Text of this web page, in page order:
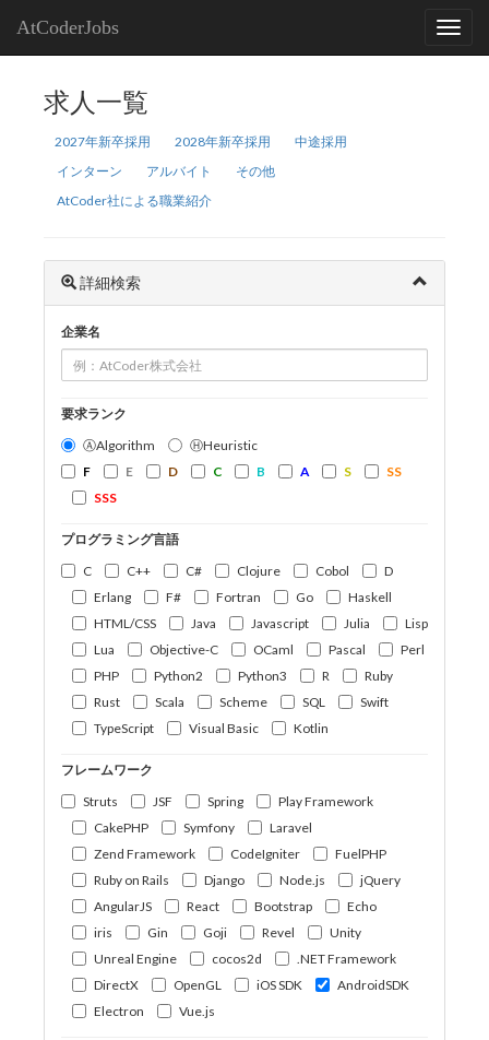
AtCoderJobs
求人一覧
2027年新卒採用 2028年新卒採用
中途採用
インターン
アルバイト
その他
AtCoder社による職業紹介
詳細検索
企業名
要求ランク
ⒶAlgorithm
ⒽHeuristic
F
E D C B A S
SS
SSS
プログラミング言語
C
C++ C# Clojure Cobol
D
Erlang
F# Fortran Go
Haskell
HTML/CSS
Java Javascript Julia
Lisp
Lua
Objective-C OCaml Pascal
Perl
PHP
Python2 Python3 R
Ruby
Rust
Scala Scheme SQL
Swift
TypeScript
Visual Basic Kotlin
フレームワーク
Struts
JSF Spring
Play Framework
CakePHP
Symfony
Laravel
Zend Framework
CodeIgniter
FuelPHP
Ruby on Rails
Django Node.js
jQuery
AngularJS
React Bootstrap
Echo
iris
Gin Goji Revel
Unity
Unreal Engine
cocos2d
.NET Framework
DirectX
OpenGL iOS SDK
AndroidSDK
Electron
Vue.js